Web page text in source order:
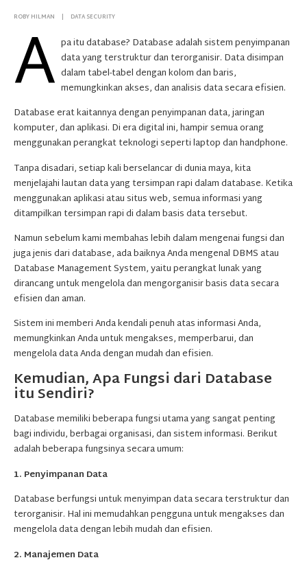
ROBY HILMAN DATA SECURITY
A pa itu database? Database adalah sistem penyimpanan
data yang terstruktur dan terorganisir. Data disimpan
dalam tabel-tabel dengan kolom dan baris,
memungkinkan akses, dan analisis data secara efisien.
Database erat kaitannya dengan penyimpanan data, jaringan
komputer, dan aplikasi. Di era digital ini, hampir semua orang
menggunakan perangkat teknologi seperti laptop dan handphone.
Tanpa disadari, setiap kali berselancar di dunia maya, kita
menjelajahi lautan data yang tersimpan rapi dalam database. Ketika
menggunakan aplikasi atau situs web, semua informasi yang
ditampilkan tersimpan rapi di dalam basis data tersebut.
Namun sebelum kami membahas lebih dalam mengenai fungsi dan
juga jenis dari database, ada baiknya Anda mengenal DBMS atau
Database Management System, yaitu perangkat lunak yang
dirancang untuk mengelola dan mengorganisir basis data secara
efisien dan aman.
Sistem ini memberi Anda kendali penuh atas informasi Anda,
memungkinkan Anda untuk mengakses, memperbarui, dan
mengelola data Anda dengan mudah dan efisien.
Kemudian, Apa Fungsi dari Database
itu Sendiri?
Database memiliki beberapa fungsi utama yang sangat penting
bagi individu, berbagai organisasi, dan sistem informasi. Berikut
adalah beberapa fungsinya secara umum:
1. Penyimpanan Data
Database berfungsi untuk menyimpan data secara terstruktur dan
terorganisir. Hal ini memudahkan pengguna untuk mengakses dan
mengelola data dengan lebih mudah dan efisien.
2. Manajemen Data